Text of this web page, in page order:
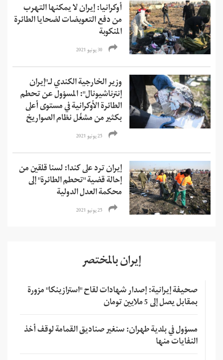
أوكرانيا: إيران لا يمكنها التهرب
من دفع التعويضات لضحايا الطائرة
المنكوبة
30 يونيو 2021
وزير الخارجية الكندي لـ"إيران
إنترناشيونال": المسؤول عن تحطم
الطائرة الأوكرانية في مستوى أعلى
بكثير من مشغّل نظام الصواريخ
25 يونيو 2021
إيران ترد على كندا: لسنا قلقين من
إحالة قضية "تحطم الطائرة" إلى
محكمة العدل الدولية
25 يونيو 2021
إيران بالمختصر
صحيفة إيرانية: إصدار شهادات لقاح "استرازينكا" مزورة
بمقابل يصل إلى 5 ملايين تومان
مسؤول في بلدية طهران: سنغير صناديق القمامة لوقف أخذ
النفايات منها